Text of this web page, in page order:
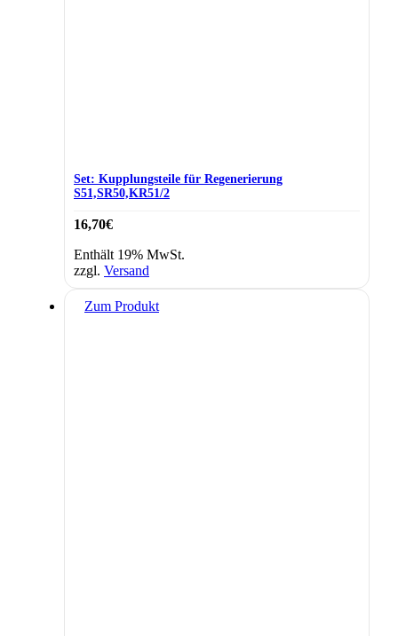
Set: Kupplungsteile für Regenerierung
S51,SR50,KR51/2
16,70€
Enthält 19% MwSt.
zzgl. Versand
Zum Produkt